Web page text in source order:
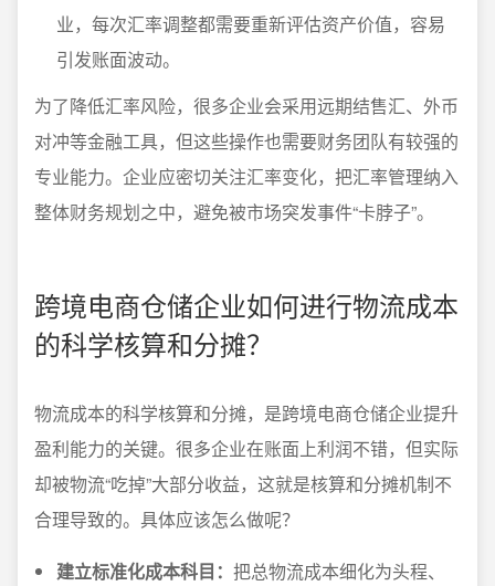
业，每次汇率调整都需要重新评估资产价值，容易
引发账面波动。
为了降低汇率风险，很多企业会采用远期结售汇、外币
对冲等金融工具，但这些操作也需要财务团队有较强的
专业能力。企业应密切关注汇率变化，把汇率管理纳入
整体财务规划之中，避免被市场突发事件“卡脖子”。
跨境电商仓储企业如何进行物流成本
的科学核算和分摊？
物流成本的科学核算和分摊，是跨境电商仓储企业提升
盈利能力的关键。很多企业在账面上利润不错，但实际
却被物流“吃掉”大部分收益，这就是核算和分摊机制不
合理导致的。具体应该怎么做呢？
建立标准化成本科目： 把总物流成本细化为头程、